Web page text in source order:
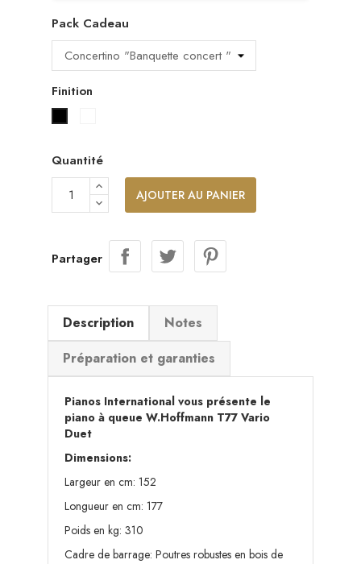
Pack Cadeau
Finition
Quantité
AJOUTER AU PANIER
Partager
Description
Notes
Préparation et garanties
Pianos International vous présente le
piano à queue W.Hoffmann T77 Vario
Duet
Dimensions:
Largeur en cm: 152
Longueur en cm: 177
Poids en kg: 310
Cadre de barrage: Poutres robustes en bois de